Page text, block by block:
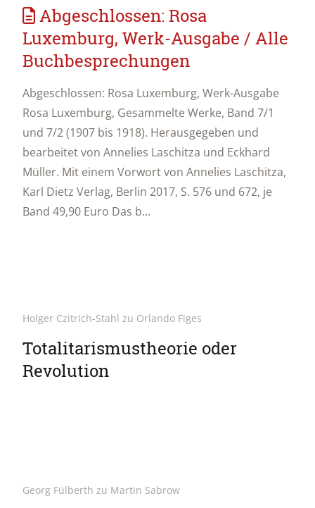
Abgeschlossen: Rosa
Luxemburg, Werk-Ausgabe / Alle
Buchbesprechungen
Abgeschlossen: Rosa Luxemburg, Werk-Ausgabe
Rosa Luxemburg, Gesammelte Werke, Band 7/1
und 7/2 (1907 bis 1918). Herausgegeben und
bearbeitet von Annelies Laschitza und Eckhard
Müller. Mit einem Vorwort von Annelies Laschitza,
Karl Dietz Verlag, Berlin 2017, S. 576 und 672, je
Band 49,90 Euro Das b...
Holger Czitrich-Stahl zu Orlando Figes
Totalitarismustheorie oder
Revolution
Georg Fülberth zu Martin Sabrow